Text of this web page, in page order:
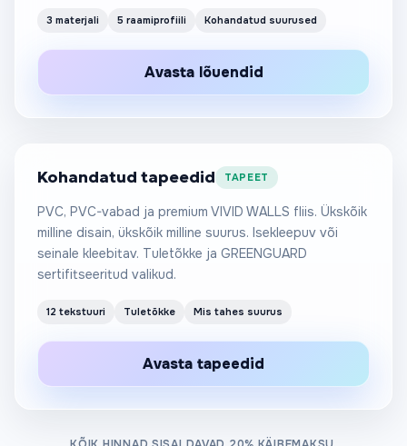
3 materjali 5 raamiprofiili Kohandatud suurused
Avasta lõuendid
Alates 25 €
Kohandatud tapeedid TAPEET
PVC, PVC-vabad ja premium VIVID WALLS fliis. Ükskõik
milline disain, ükskõik milline suurus. Isekleepuv või
seinale kleebitav. Tuletõkke ja GREENGUARD
sertifitseeritud valikud.
12 tekstuuri Tuletõkke Mis tahes suurus
Avasta tapeedid